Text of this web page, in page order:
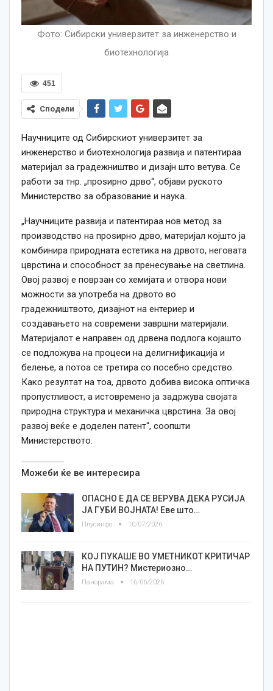
Фото: Сибирски универзитет за инженерство и
биотехнологија
451
Сподели
Научниците од Сибирскиот универзитет за
инженерство и биотехнологија развија и патентираа
материјал за градежништво и дизајн што ветува. Се
работи за тнр. „проѕирно дрво“, објави руското
Министерство за образование и наука.
„Научниците развија и патентираа нов метод за
производство на проѕирно дрво, материјал којшто ја
комбинира природната естетика на дрвото, неговата
цврстина и способност за пренесување на светлина.
Овој развој е поврзан со хемијата и отвора нови
можности за употреба на дрвото во
градежништвото, дизајнот на ентериер и
создавањето на современи завршни материјали.
Материјалот е направен од дрвена подлога којашто
се подложува на процеси на делигнификација и
белење, а потоа се третира со посебно средство.
Како резултат на тоа, дрвото добива висока оптичка
пропустливост, а истовремено ја задржува својата
природна структура и механичка цврстина. За овој
развој веќе е доделен патент“, соопшти
Министерството.
Можеби ќе ве интересира
ОПАСНО Е ДА СЕ ВЕРУВА ДЕКА РУСИЈА
ЈА ГУБИ ВОЈНАТА! Еве што…
Плусинфо 10/07/2026
КОЈ ПУКАШЕ ВО УМЕТНИКОТ КРИТИЧАР
НА ПУТИН? Мистериозно…
Панорама 16/06/2026